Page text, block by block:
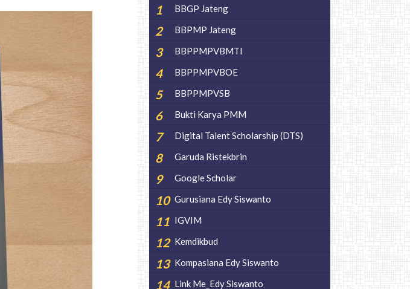
BBGP Jateng
BBPMP Jateng
BBPPMPVBMTI
BBPPMPVBOE
BBPPMPVSB
Bukti Karya PMM
Digital Talent Scholarship (DTS)
Garuda Ristekbrin
Google Scholar
Gurusiana Edy Siswanto
IGVIM
Kemdikbud
Kompasiana Edy Siswanto
Link Me_Edy Siswanto